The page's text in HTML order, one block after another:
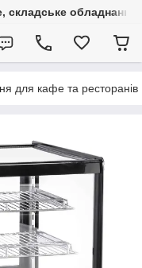
складське обладнання
для кафе та ресторанів